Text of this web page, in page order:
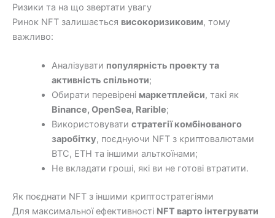
Ризики та на що звертати увагу
Ринок NFT залишається високоризиковим, тому
важливо:
Аналізувати популярність проекту та
активність спільноти;
Обирати перевірені маркетплейси, такі як
Binance, OpenSea, Rarible;
Використовувати стратегії комбінованого
заробітку, поєднуючи NFT з криптовалютами
BTC, ETH та іншими альткоїнами;
Не вкладати гроші, які ви не готові втратити.
Як поєднати NFT з іншими криптостратегіями
Для максимальної ефективності NFT варто інтегрувати